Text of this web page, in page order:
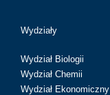
Wydziały
Wydział Biologii
Wydział Chemii
Wydział Ekonomiczny